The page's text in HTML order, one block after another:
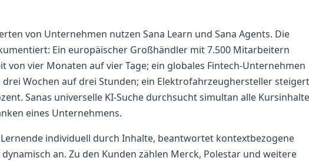
von Unternehmen nutzen Sana Learn und Sana Agents. Die
Ein europäischer Großhändler mit 7.500 Mitarbeitern
von vier Monaten auf vier Tage; ein globales Fintech-Unternehmen
Wochen auf drei Stunden; ein Elektrofahrzeughersteller
Sanas universelle KI-Suche durchsucht simultan alle
eines Unternehmens.
individuell durch Inhalte, beantwortet kontextbezogene
an. Zu den Kunden zählen Merck, Polestar und weitere